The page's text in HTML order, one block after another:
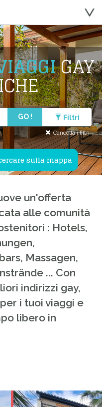
sulla mappa
GAY
GO ! Filtri
Cancella i filtri
un'offerta
alle comunità
: Hotels,
Massagen,
... Con
indirizzi gay,
i tuoi viaggi e
libero in